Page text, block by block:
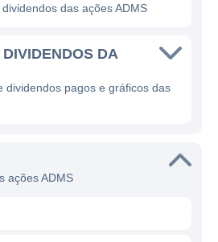
das ações ADMS
DA
dividendos pagos e gráficos das
ações ADMS